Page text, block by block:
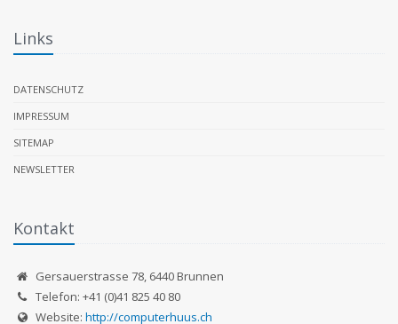
Links
DATENSCHUTZ
IMPRESSUM
SITEMAP
NEWSLETTER
Kontakt
Gersauerstrasse 78, 6440 Brunnen
Telefon: +41 (0)41 825 40 80
Website: http://computerhuus.ch